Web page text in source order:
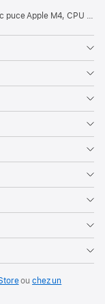
et GPU 10 cœurs – Lumière stellaire
ouchez un